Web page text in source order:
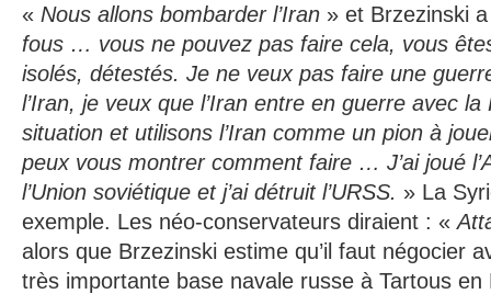
« Nous allons bombarder l’Iran » et Brzezinski
fous … vous ne pouvez pas faire cela, vous
isolés, détestés. Je ne veux pas faire une
l’Iran, je veux que l’Iran entre en guerre avec
situation et utilisons l’Iran comme un pion à
peux vous montrer comment faire … J’ai joué
l’Union soviétique et j’ai détruit l’URSS. » La
exemple. Les néo-conservateurs diraient : «
alors que Brzezinski estime qu’il faut négocier
très importante base navale russe à Tartous en